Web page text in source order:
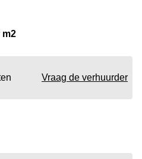
m2
Vraag de verhuurder